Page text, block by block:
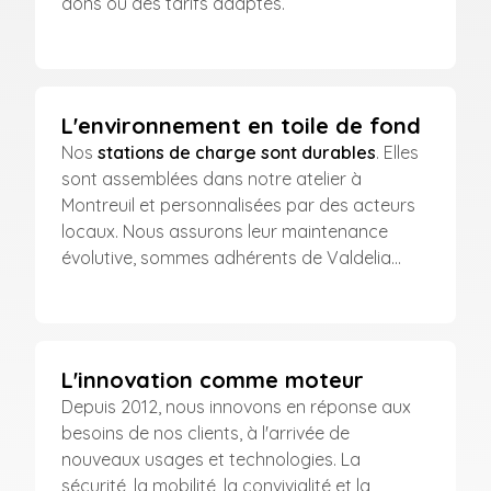
L'environnement en toile de fond
Nos stations de charge sont durables. Elles
sont assemblées dans notre atelier à
Montreuil et personnalisées par des acteurs
locaux. Nous assurons leur maintenance
évolutive, sommes adhérents de Valdelia...
L'innovation comme moteur
Depuis 2012, nous innovons en réponse aux
besoins de nos clients, à l'arrivée de
nouveaux usages et technologies. La
sécurité, la mobilité, la convivialité et la